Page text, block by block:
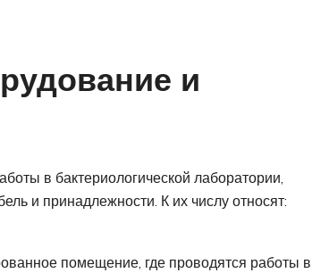
и
в бактериологической лаборатории,
и принадлежности. К их числу относят:
помещение, где проводятся работы в